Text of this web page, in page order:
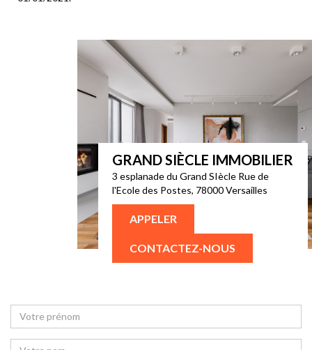
GRAND SIÈCLE IMMOBILIER
3 esplanade du Grand SIècle Rue de
l'Ecole des Postes, 78000 Versailles
APPELER
CONTACTEZ-NOUS